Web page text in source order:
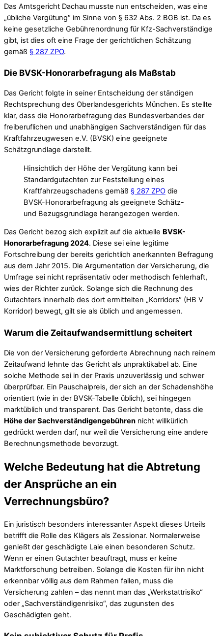
Das Amtsgericht Dachau musste nun entscheiden, was eine
„übliche Vergütung“ im Sinne von § 632 Abs. 2 BGB ist. Da es
keine gesetzliche Gebührenordnung für Kfz-Sachverständige
gibt, ist dies oft eine Frage der gerichtlichen Schätzung
gemäß § 287 ZPO.
Die BVSK-Honorarbefragung als Maßstab
Das Gericht folgte in seiner Entscheidung der ständigen
Rechtsprechung des Oberlandesgerichts München. Es stellte
klar, dass die Honorarbefragung des Bundesverbandes der
freiberuflichen und unabhängigen Sachverständigen für das
Kraftfahrzeugwesen e.V. (BVSK) eine geeignete
Schätzgrundlage darstellt.
Hinsichtlich der Höhe der Vergütung kann bei
Standardgutachten zur Feststellung eines
Kraftfahrzeugschadens gemäß § 287 ZPO die
BVSK-Honorarbefragung als geeignete Schätz-
und Bezugsgrundlage herangezogen werden.
Das Gericht bezog sich explizit auf die aktuelle BVSK-
Honorarbefragung 2024. Diese sei eine legitime
Fortschreibung der bereits gerichtlich anerkannten Befragung
aus dem Jahr 2015. Die Argumentation der Versicherung, die
Umfrage sei nicht repräsentativ oder methodisch fehlerhaft,
wies der Richter zurück. Solange sich die Rechnung des
Gutachters innerhalb des dort ermittelten „Korridors“ (HB V
Korridor) bewegt, gilt sie als üblich und angemessen.
Warum die Zeitaufwandsermittlung scheitert
Die von der Versicherung geforderte Abrechnung nach reinem
Zeitaufwand lehnte das Gericht als unpraktikabel ab. Eine
solche Methode sei in der Praxis unzuverlässig und schwer
überprüfbar. Ein Pauschalpreis, der sich an der Schadenshöhe
orientiert (wie in der BVSK-Tabelle üblich), sei hingegen
marktüblich und transparent. Das Gericht betonte, dass die
Höhe der Sachverständigengebühren nicht willkürlich
gedrückt werden darf, nur weil die Versicherung eine andere
Berechnungsmethode bevorzugt.
Welche Bedeutung hat die Abtretung
der Ansprüche an ein
Verrechnungsbüro?
Ein juristisch besonders interessanter Aspekt dieses Urteils
betrifft die Rolle des Klägers als Zessionar. Normalerweise
genießt der geschädigte Laie einen besonderen Schutz.
Wenn er einen Gutachter beauftragt, muss er keine
Marktforschung betreiben. Solange die Kosten für ihn nicht
erkennbar völlig aus dem Rahmen fallen, muss die
Versicherung zahlen – das nennt man das „Werkstattrisiko“
oder „Sachverständigenrisiko“, das zugunsten des
Geschädigten geht.